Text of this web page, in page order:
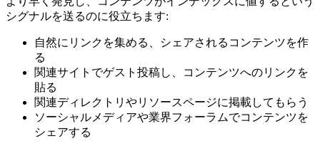
シグナルを送るのに役立ちます:
自然にリンクを集める、シェアされるコンテンツを作
る
関連サイトでゲスト投稿し、コンテンツへのリンクを
貼る
関連ディレクトリやリソースページに掲載してもらう
ソーシャルメディアや業界フォーラムでコンテンツを
シェアする